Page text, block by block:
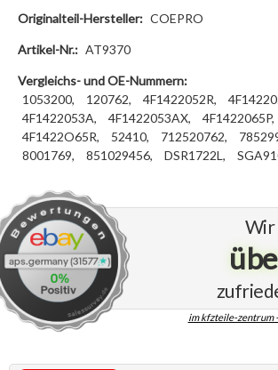
Wir
im kfzteile-zentrum
Originalteil-Hersteller: COEPRO
Artikel-Nr.: AT9370
Vergleichs- und OE-Nummern:
1053200,
120762, 4F1422052R,
4F1422053A,
4F1422053AX, 4F1422065P,
4F1422O65R,
52410, 712520762,
8001769,
851029456, DSR1722L,